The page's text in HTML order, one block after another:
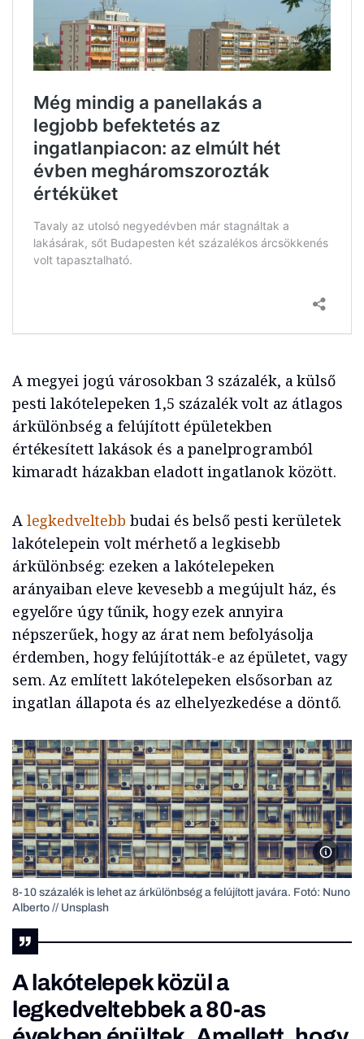
A megyei jogú városokban 3 százalék, a külső
pesti lakótelepeken 1,5 százalék volt az átlagos
árkülönbség a felújított épületekben
értékesített lakások és a panelprogramból
kimaradt házakban eladott ingatlanok között.
A legkedveltebb budai és belső pesti kerületek
lakótelepein volt mérhető a legkisebb
árkülönbség: ezeken a lakótelepeken
arányaiban eleve kevesebb a megújult ház, és
egyelőre úgy tűnik, hogy ezek annyira
népszerűek, hogy az árat nem befolyásolja
érdemben, hogy felújították-e az épületet, vagy
sem. Az említett lakótelepeken elsősorban az
ingatlan állapota és az elhelyezkedése a döntő.
Nuno
8-10 százalék is lehet az árkülönbség a felújított javára. Fotó: Nuno
Alberto // Unsplash
A lakótelepek közül a
legkedveltebbek a 80-as